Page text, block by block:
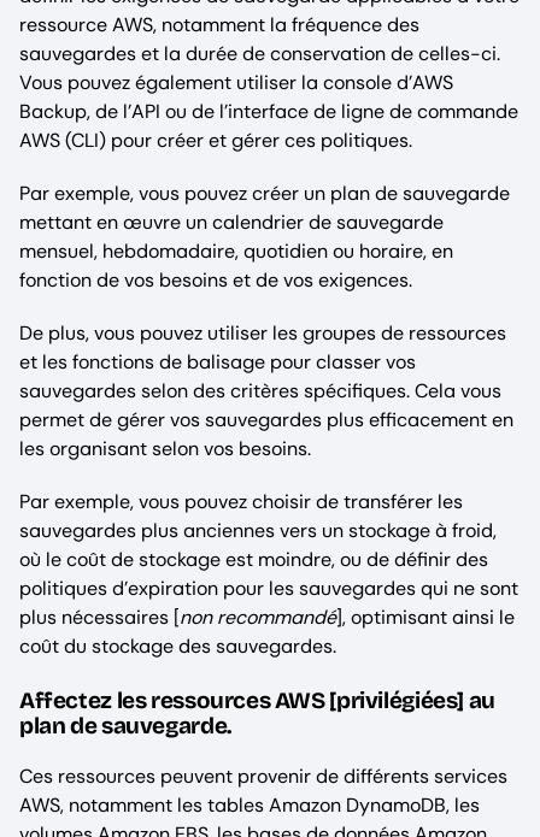
ressource AWS, notamment la fréquence des
sauvegardes et la durée de conservation de celles-ci.
Vous pouvez également utiliser la console d’AWS
Backup, de l’API ou de l’interface de ligne de commande
AWS (CLI) pour créer et gérer ces politiques.
Par exemple, vous pouvez créer un plan de sauvegarde
mettant en œuvre un calendrier de sauvegarde
mensuel, hebdomadaire, quotidien ou horaire, en
fonction de vos besoins et de vos exigences.
De plus, vous pouvez utiliser les groupes de ressources
et les fonctions de balisage pour classer vos
sauvegardes selon des critères spécifiques. Cela vous
permet de gérer vos sauvegardes plus efficacement en
les organisant selon vos besoins.
Par exemple, vous pouvez choisir de transférer les
sauvegardes plus anciennes vers un stockage à froid,
où le coût de stockage est moindre, ou de définir des
politiques d’expiration pour les sauvegardes qui ne sont
plus nécessaires [non recommandé], optimisant ainsi le
coût du stockage des sauvegardes.
Affectez les ressources AWS [privilégiées] au
plan de sauvegarde.
Ces ressources peuvent provenir de différents services
AWS, notamment les tables Amazon DynamoDB, les